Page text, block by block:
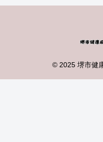
© 2025 堺市健